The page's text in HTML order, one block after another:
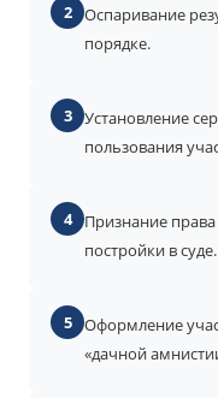
2 Оспаривание
порядке.
3 Установление
пользования
4
Признание
постройки в суде.
5 Оформление
«дачной